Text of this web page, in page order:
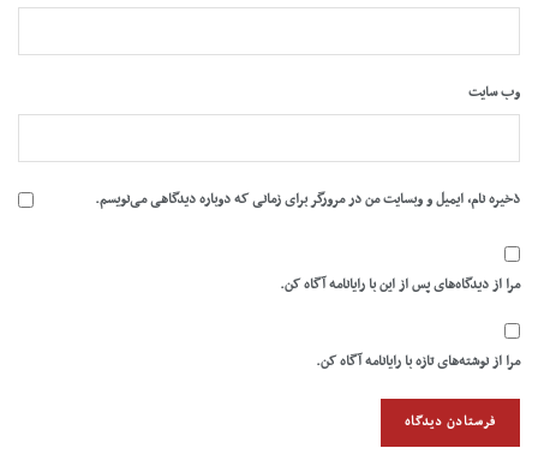
وب‌ سایت
ذخیره نام، ایمیل و وبسایت من در مرورگر برای زمانی که دوباره دیدگاهی می‌نویسم.
مرا از دیدگاه‌های پس از این با رایانامه آگاه کن.
مرا از نوشته‌های تازه با رایانامه آگاه کن.